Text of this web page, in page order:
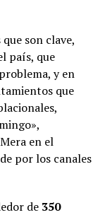
son clave,
país, que
y en
que
en el
por los canales
de350